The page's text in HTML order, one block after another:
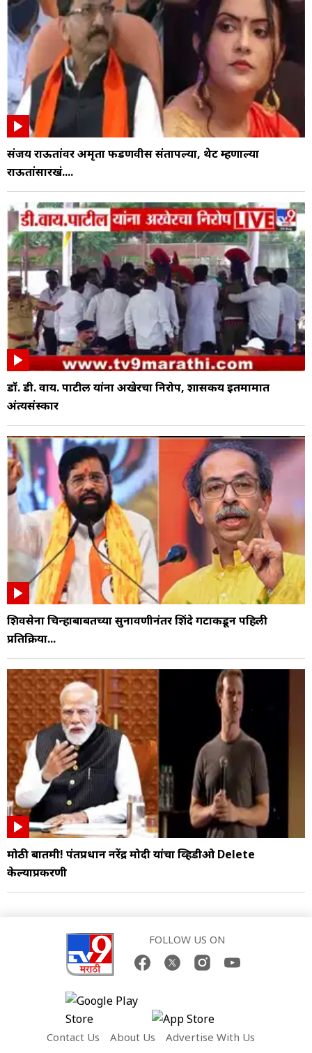
संजय राऊतांवर अमृता फडणवीस संतापल्या, थेट म्हणाल्या
राऊतांसारखं....
डॉ. डी. वाय. पाटील यांना अखेरचा निरोप, शासकीय इतमामात
अंत्यसंस्कार
शिवसेना चिन्हाबाबतच्या सुनावणीनंतर शिंदे गटाकडून पहिली
प्रतिक्रिया...
मोठी बातमी! पंतप्रधान नरेंद्र मोदी यांचा व्हिडीओ Delete
केल्याप्रकरणी
FOLLOW US ON
Contact Us About Us Advertise With Us